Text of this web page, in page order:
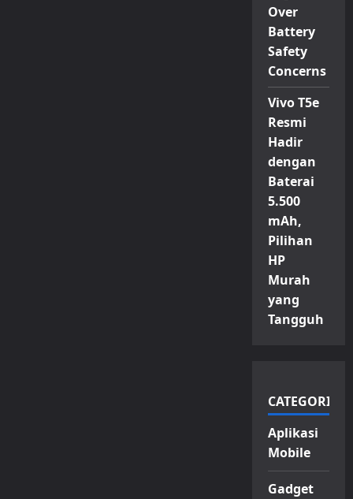
Over
Battery
Safety
Concerns
Vivo T5e
Resmi
Hadir
dengan
Baterai
5.500
mAh,
Pilihan
HP
Murah
yang
Tangguh
CATEGORIES
Aplikasi
Mobile
Gadget